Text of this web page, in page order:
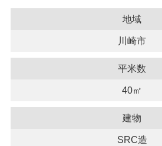
地域
川崎市
平米数
40㎡
建物
SRC造